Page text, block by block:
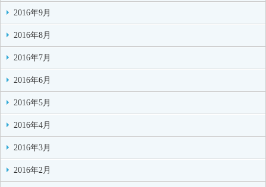
2016年9月
2016年8月
2016年7月
2016年6月
2016年5月
2016年4月
2016年3月
2016年2月